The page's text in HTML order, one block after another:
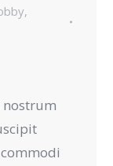
,
nostrum